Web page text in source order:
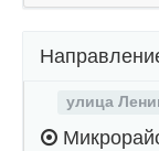
улица